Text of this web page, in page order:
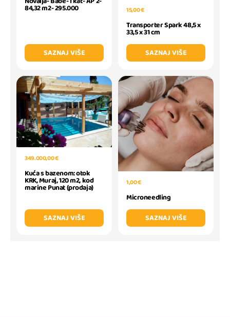
84,32 m2- 295.000
SAZNAJ VIŠE
15,00 €
Transporter Spark 48,5 x
33,5 x 31 cm
SAZNAJ VIŠE
349.000,00 €
Kuća s bazenom: otok
KRK, Muraj, 120 m2, kod
marine Punat (prodaja)
SAZNAJ VIŠE
1,00 €
Microneedling
SAZNAJ VIŠE